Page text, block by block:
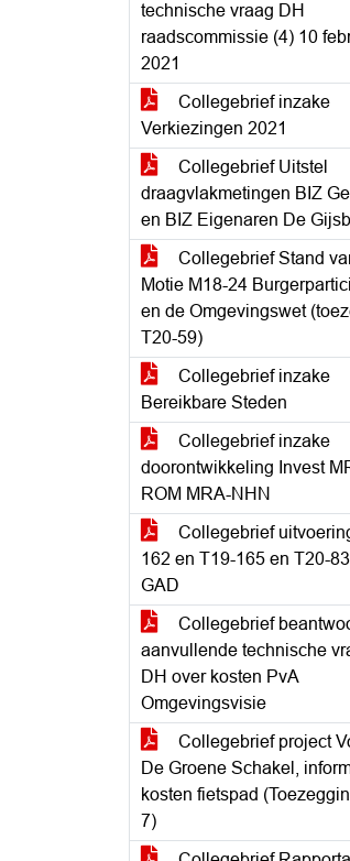
technische vraag DH
raadscommissie (4) 10
2021
Collegebrief inzake
Verkiezingen 2021
Collegebrief Uitstel
draagvlakmetingen BIZ
en BIZ Eigenaren De
Collegebrief Stand
Motie M18-24
en de Omgevingswet
T20-59)
Collegebrief inzake
Bereikbare Steden
Collegebrief inzake
doorontwikkeling Invest
ROM MRA-NHN
Collegebrief
162 en T19-165 en T20-
GAD
Collegebrief
aanvullende technische
DH over kosten PvA
Omgevingsvisie
Collegebrief project
De Groene Schakel,
kosten fietspad
7)